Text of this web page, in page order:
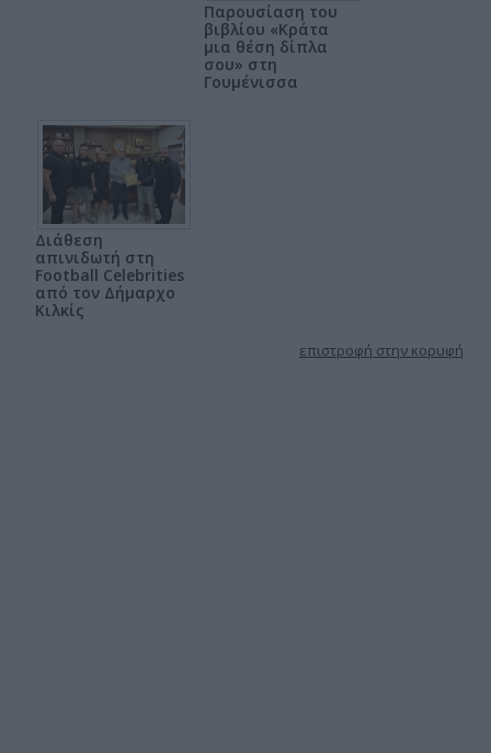
Παρουσίαση του
βιβλίου «Κράτα
μια θέση δίπλα
σου» στη
Γουμένισσα
Διάθεση
απινιδωτή στη
Football Celebrities
από τον Δήμαρχο
Κιλκίς
επιστροφή στην κορυφή